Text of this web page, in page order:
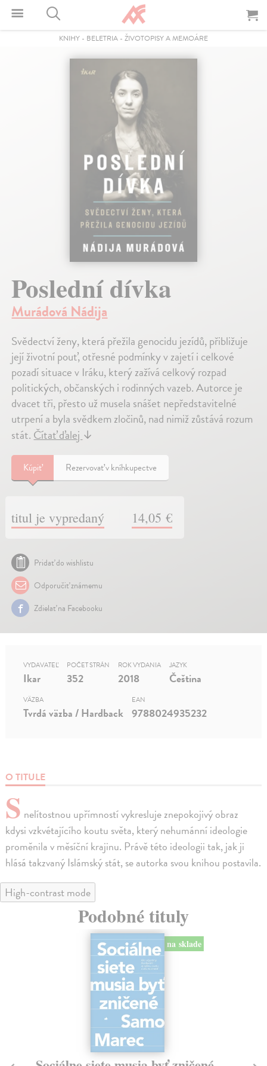
KNIHY - BELETRIA - ŽIVOTOPISY A MEMOÁRE
Poslední dívka
Murádová Nádija
Svědectví ženy, která přežila genocidu jezídů, přibližuje
její životní pouť, otřesné podmínky v zajetí i celkové
pozadí situace v Iráku, který zažívá celkový rozpad
politických, občanských i rodinných vazeb. Autorce je
dvacet tři, přesto už musela snášet nepředstavitelné
utrpení a byla svědkem zločinů, nad nimiž zůstává rozum
stát. Čítať ďalej ↓
Kúpiť Rezervovať v kníhkupectve
titul je vypredaný 14,05 €
Pridať do wishlistu
Odporučiť známemu
Zdielať na Facebooku
O TITULE
S nelítostnou upřímností vykresluje znepokojivý obraz
kdysi vzkvétajícího koutu světa, který nehumánní ideologie
proměnila v měsíční krajinu. Právě této ideologii tak, jak ji
hlásá takzvaný Islámský stát, se autorka svou knihou postavila.
VYDAVATEĽ
Ikar
POČET STRÁN
352
ROK VYDANIA
2018
JAZYK
Čeština
VÄZBA
Tvrdá väzba / Hardback
EAN
9788024935232
High-contrast mode
Podobné tituly
na sklade